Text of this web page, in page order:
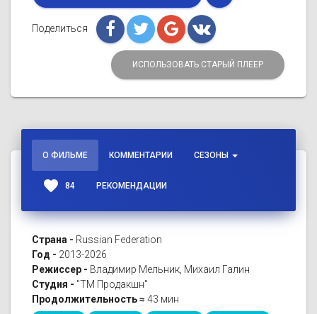
Поделиться
ИСПОЛЬЗОВАТЬ СТАРЫЙ ПЛЕЕР
О ФИЛЬМЕ КОММЕНТАРИИ СЕЗОНЫ
favorite 84 РЕКОМЕНДАЦИИ
Страна - Russian Federation
Год - 2013-2026
Режиссер - Владимир Мельник, Михаил Галин
Студия - "ТМ Продакшн"
Продолжительность ≈ 43 мин